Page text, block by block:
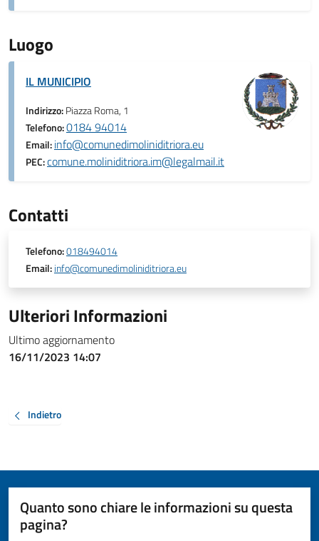
Luogo
IL MUNICIPIO
Indirizzo:Piazza Roma, 1
Telefono:0184 94014
Email:info@comunedimoliniditriora.eu
PEC:comune.moliniditriora.im@legalmail.it
Contatti
Telefono:018494014
Email:info@comunedimoliniditriora.eu
Ulteriori Informazioni
Ultimo aggiornamento
16/11/2023 14:07
Indietro
Quanto sono chiare le informazioni su questa
pagina?